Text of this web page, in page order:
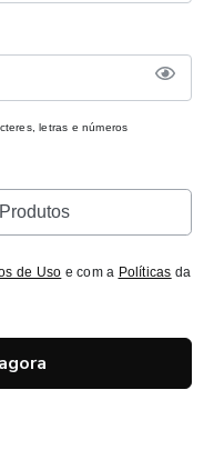
letras e números
de Uso e com a Políticas da